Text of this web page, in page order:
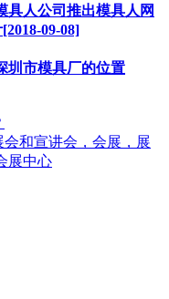
具人公司推出模具人网
09-08]
圳市模具厂的位置
和宣讲会，会展，展
展中心